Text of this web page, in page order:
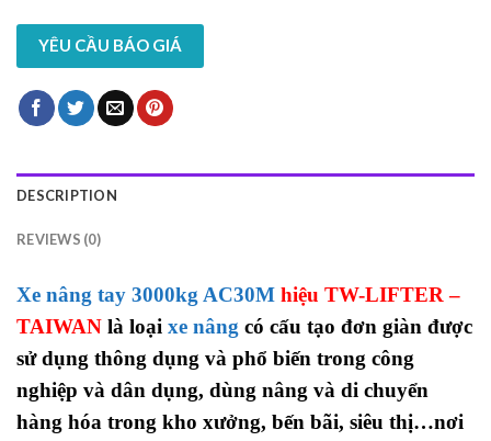
YÊU CẦU BÁO GIÁ
DESCRIPTION
REVIEWS (0)
Xe nâng tay 3000kg AC30M hiệu TW-LIFTER –
TAIWAN là loại xe nâng có cấu tạo đơn giàn được
sử dụng thông dụng và phổ biến trong công
nghiệp và dân dụng, dùng nâng và di chuyển
hàng hóa trong kho xưởng, bến bãi, siêu thị…nơi